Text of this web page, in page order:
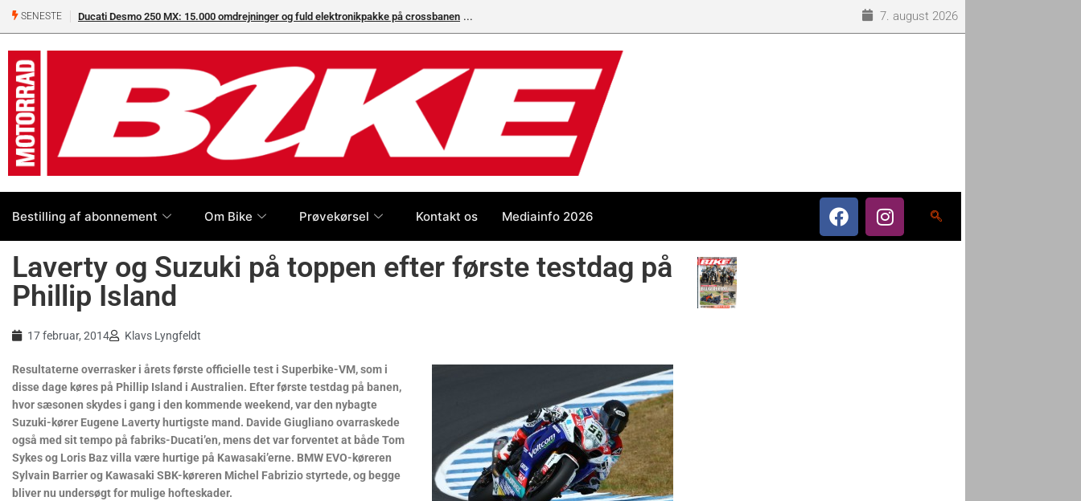
SENESTE Ducati Desmo 250 MX: 15.000 omdrejninger og fuld elektronikpakke på crossbanen 7. august 2026
Bestilling af abonnement Om Bike Prøvekørsel Kontakt os Mediainfo 2026
Laverty og Suzuki på toppen efter første testdag på
Phillip Island
17 februar, 2014 Klavs Lyngfeldt
Resultaterne overrasker i årets første officielle test i Superbike-VM, som i
disse dage køres på Phillip Island i Australien. Efter første testdag på banen,
hvor sæsonen skydes i gang i den kommende weekend, var den nybagte
Suzuki-kører Eugene Laverty hurtigste mand. Davide Giugliano ovarraskede
også med sit tempo på fabriks-Ducati’en, mens det var forventet at både Tom
Sykes og Loris Baz villa være hurtige på Kawasaki’erne. BMW EVO-køreren
Sylvain Barrier og Kawasaki SBK-køreren Michel Fabrizio styrtede, og begge
bliver nu undersøgt for mulige hofteskader.